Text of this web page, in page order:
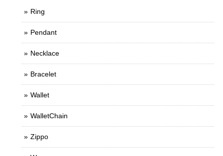
Ring
Pendant
Necklace
Bracelet
Wallet
WalletChain
Zippo